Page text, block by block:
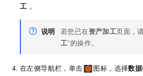
工 。
说明 若您已在资产加工页面，
工”的操作。
在左侧导航栏，单击 图标，选择数